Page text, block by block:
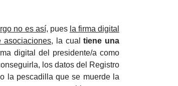
no es así, pues la firma digital
la cualtiene una
digital del presidente/a como
los datos del Registro
la pescadilla que se muerde la